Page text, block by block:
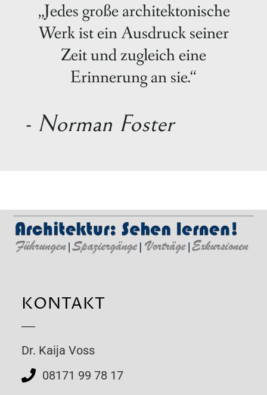
„Jedes große architektonische
Werk ist ein Ausdruck seiner
Zeit und zugleich eine
Erinnerung an sie.“
- Norman Foster
KONTAKT
Dr. Kaija Voss
08171 99 78 17